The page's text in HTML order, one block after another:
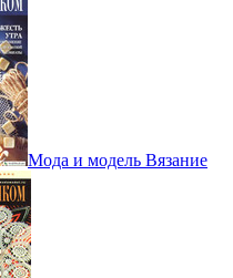
Мода и модель Вязание